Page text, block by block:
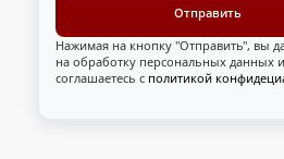
Нажимая на кнопку "Отправить", вы
на обработку персональных данных и
соглашаетесь с политикой